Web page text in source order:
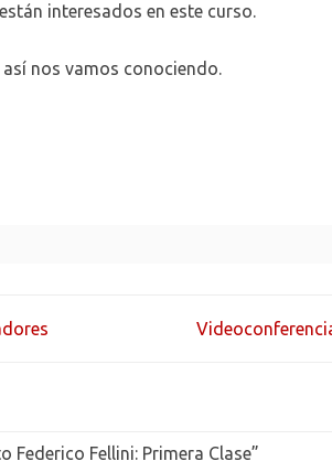
interesados en este curso.
nos vamos conociendo.
Federico Fellini: Primera Clase”